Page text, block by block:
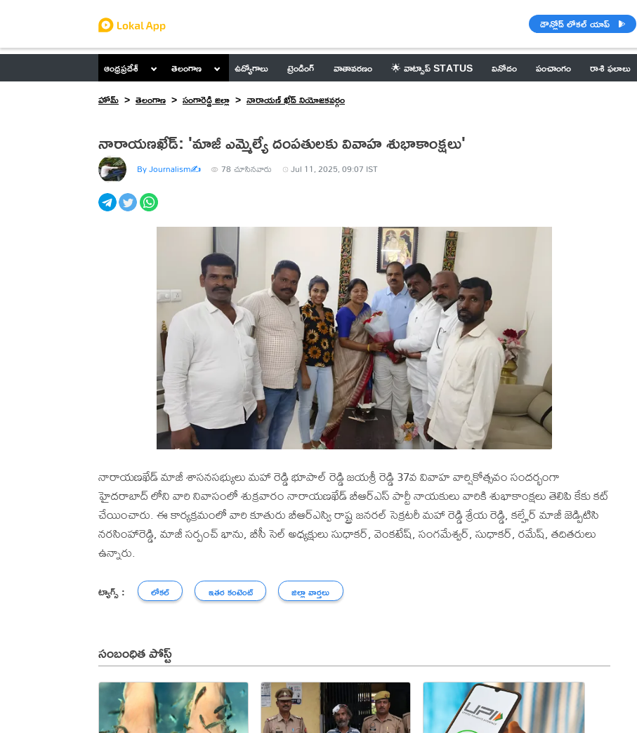
డౌన్లోడ్ లోకల్ యాప్
ఆంధ్రప్రదేశ్ తెలంగాణ ఉద్యోగాలు ట్రెండింగ్ వాతావరణం 🌟 వాట్సాప్ STATUS వినోదం పంచాంగం రాశి ఫలాలు
హోమ్
తెలంగాణ సంగారెడ్డి జిల్లా నారాయణ్ ఖేడ్ నియోజకవర్గం
నారాయణఖేడ్: 'మాజీ ఎమ్మెల్యే దంపతులకు వివాహ శుభాకాంక్షలు'
By Journalism✍️ 78 చూసినవారు Jul 11, 2025, 09:07 IST
నారాయణఖేడ్ మాజీ శాసనసభ్యులు మహా రెడ్డి భూపాల్ రెడ్డి జయశ్రీ రెడ్డి 37వ వివాహ వార్షికోత్సవం సందర్భంగా
హైదరాబాద్ లోని వారి నివాసంలో శుక్రవారం నారాయణఖేడ్ బీఆర్ఎస్ పార్టీ నాయకులు వారికి శుభాకాంక్షలు తెలిపి కేకు కట్
చేయించారు. ఈ కార్యక్రమంలో వారి కూతురు బీఆర్ఎస్వి రాష్ట్ర జనరల్ సెక్రటరీ మహా రెడ్డి శ్రేయ రెడ్డి, కల్హేర్ మాజీ జెడ్పిటిసి
నరసింహారెడ్డి, మాజీ సర్పంచ్ భాను, బీసీ సెల్ అధ్యక్షులు సుధాకర్, వెంకటేష్, సంగమేశ్వర్, సుధాకర్, రమేష్, తదితరులు
ఉన్నారు.
ట్యాగ్స్ : లోకల్ ఇతర కంటెంట్ జిల్లా వార్తలు
సంబంధిత పోస్ట్